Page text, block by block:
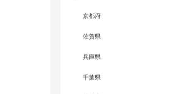
京都府
佐賀県
兵庫県
千葉県